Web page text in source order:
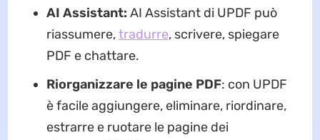
AI Assistant: AI Assistant di UPDF può
riassumere,tradurre, scrivere, spiegare
PDF e chattare.
Riorganizzare le pagine PDF: con UPDF
è facile aggiungere, eliminare, riordinare,
estrarre e ruotare le pagine dei